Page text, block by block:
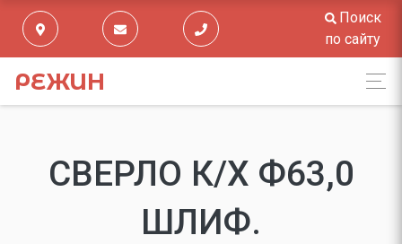
Поиск
по сайту
РЕЖИН
СВЕРЛО К/Х Ф63,0
ШЛИФ.